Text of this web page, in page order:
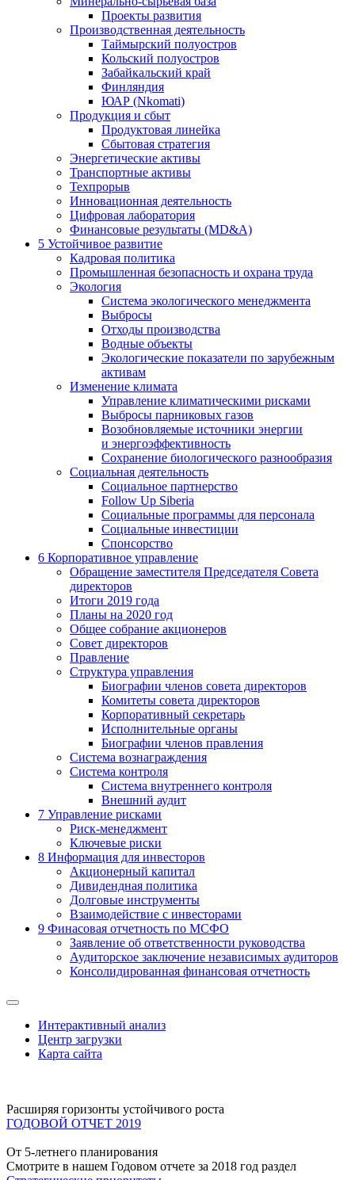
Проекты развития
Производственная деятельность
Таймырский полуостров
Кольский полуостров
Забайкальский край
Финляндия
ЮАР (Nkomati)
Продукция и сбыт
Продуктовая линейка
Сбытовая стратегия
Энергетические активы
Транспортные активы
Техпрорыв
Инновационная деятельность
Цифровая лаборатория
Финансовые результаты (MD&A)
5 Устойчивое развитие
Кадровая политика
Промышленная безопасность и охрана труда
Экология
Система экологического менеджмента
Выбросы
Отходы производства
Водные объекты
Экологические показатели по зарубежным
активам
Изменение климата
Управление климатическими рисками
Выбросы парниковых газов
Возобновляемые источники энергии
и энергоэффективность
Сохранение биологического разнообразия
Социальная деятельность
Социальное партнерство
Follow Up Siberia
Социальные программы для персонала
Социальные инвестиции
Спонсорство
6 Корпоративное управление
Обращение заместителя Председателя Совета
директоров
Итоги 2019 года
Планы на 2020 год
Общее собрание акционеров
Совет директоров
Правление
Структура управления
Биографии членов совета директоров
Комитеты совета директоров
Корпоративный секретарь
Исполнительные органы
Биографии членов правления
Система вознаграждения
Система контроля
Система внутреннего контроля
Внешний аудит
7 Управление рисками
Риск-менеджмент
Ключевые риски
8 Информация для инвесторов
Акционерный капитал
Дивидендная политика
Долговые инструменты
Взаимодействие с инвеcторами
9 Финасовая отчетность по МСФО
Заявление об ответственности руководства
Аудиторское заключение независимых аудиторов
Консолидированная финансовая отчетность
Интерактивный анализ
Центр загрузки
Карта сайта
Расширяя горизонты устойчивого роста
ГОДОВОЙ ОТЧЕТ 2019
От 5-летнего планирования
Смотрите в нашем Годовом отчете за 2018 год раздел